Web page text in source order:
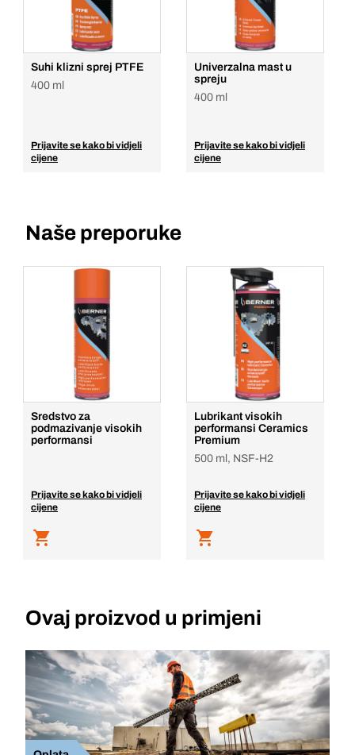
Suhi klizni sprej PTFE
400 ml
Prijavite se kako bi vidjeli
cijene
Univerzalna mast u
spreju
400 ml
Prijavite se kako bi vidjeli
cijene
Naše preporuke
Sredstvo za
podmazivanje visokih
performansi
Prijavite se kako bi vidjeli
cijene
Lubrikant visokih
performansi Ceramics
Premium
500 ml, NSF-H2
Prijavite se kako bi vidjeli
cijene
Ovaj proizvod u primjeni